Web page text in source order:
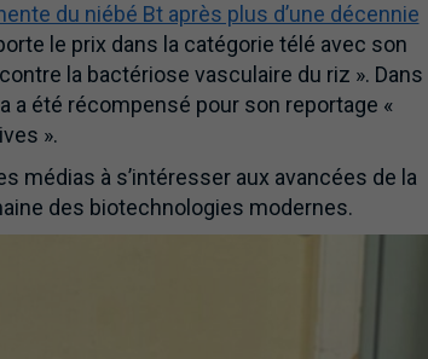
du niébé Bt après plus d’une décennie
le prix dans la catégorie télé avec son
la bactériose vasculaire du riz ». Dans
a été récompensé pour son reportage «
».
médias à s’intéresser aux avancées de la
des biotechnologies modernes.